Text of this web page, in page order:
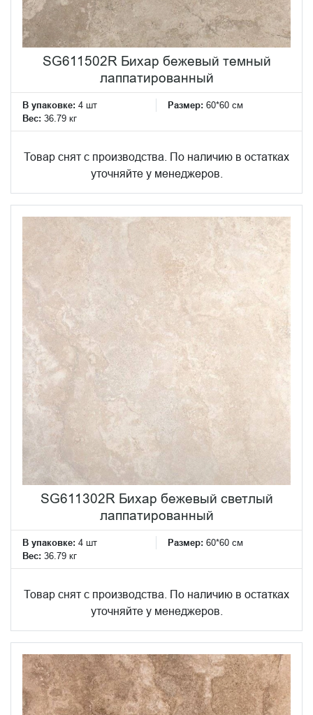
SG611502R Бихар бежевый темный
лаппатированный
В упаковке: 4 шт Размер: 60*60 см
Вес: 36.79 кг
Товар снят с производства. По наличию в остатках
уточняйте у менеджеров.
SG611302R Бихар бежевый светлый
лаппатированный
В упаковке: 4 шт Размер: 60*60 см
Вес: 36.79 кг
Товар снят с производства. По наличию в остатках
уточняйте у менеджеров.